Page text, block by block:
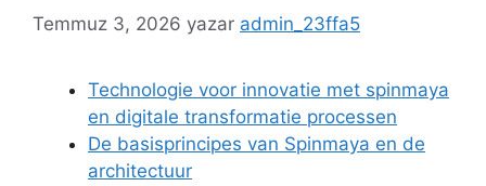
Temmuz 3, 2026 yazar admin_23ffa5
Technologie voor innovatie met spinmaya
en digitale transformatie processen
De basisprincipes van Spinmaya en de
architectuur